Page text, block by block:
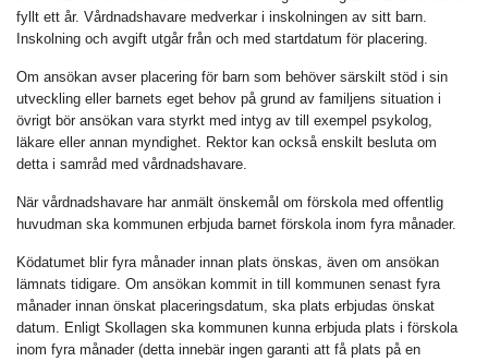
fyllt ett år. Vårdnadshavare medverkar i inskolningen av sitt barn.
Inskolning och avgift utgår från och med startdatum för placering.
Om ansökan avser placering för barn som behöver särskilt stöd i sin
utveckling eller barnets eget behov på grund av familjens situation i
övrigt bör ansökan vara styrkt med intyg av till exempel psykolog,
läkare eller annan myndighet. Rektor kan också enskilt besluta om
detta i samråd med vårdnadshavare.
När vårdnadshavare har anmält önskemål om förskola med offentlig
huvudman ska kommunen erbjuda barnet förskola inom fyra månader.
Ködatumet blir fyra månader innan plats önskas, även om ansökan
lämnats tidigare. Om ansökan kommit in till kommunen senast fyra
månader innan önskat placeringsdatum, ska plats erbjudas önskat
datum. Enligt Skollagen ska kommunen kunna erbjuda plats i förskola
inom fyra månader (detta innebär ingen garanti att få plats på en